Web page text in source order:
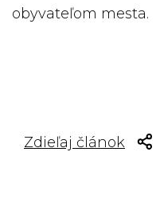
obyvateľom mesta.
Zdieľaj článok